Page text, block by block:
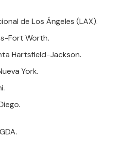
de Los Ángeles (LAX).
Fort Worth.
Hartsfield-Jackson.
York.